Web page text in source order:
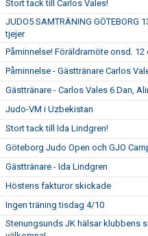
Stort tack till Carlos Vales!
JUDO5 SAMTRÄNING GÖTEBORG
tjejer
Påminnelse! Föräldramöte onsd.
Påminnelse - Gästtränare Carlos
Gästtränare - Carlos Vales 6 Dan,
Judo-VM i Uzbekistan
Stort tack till Ida Lindgren!
Göteborg Judo Open och GJO
Gästtränare - Ida Lindgren
Höstens fakturor skickade
Ingen träning tisdag 4/10
Stenungsunds JK hälsar klubbens